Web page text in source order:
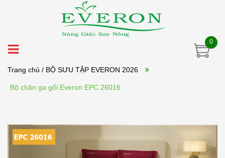
0
Trang chủ / BỘ SƯU TẬP EVERON 2026
Bộ chăn ga gối Everon EPC 26016